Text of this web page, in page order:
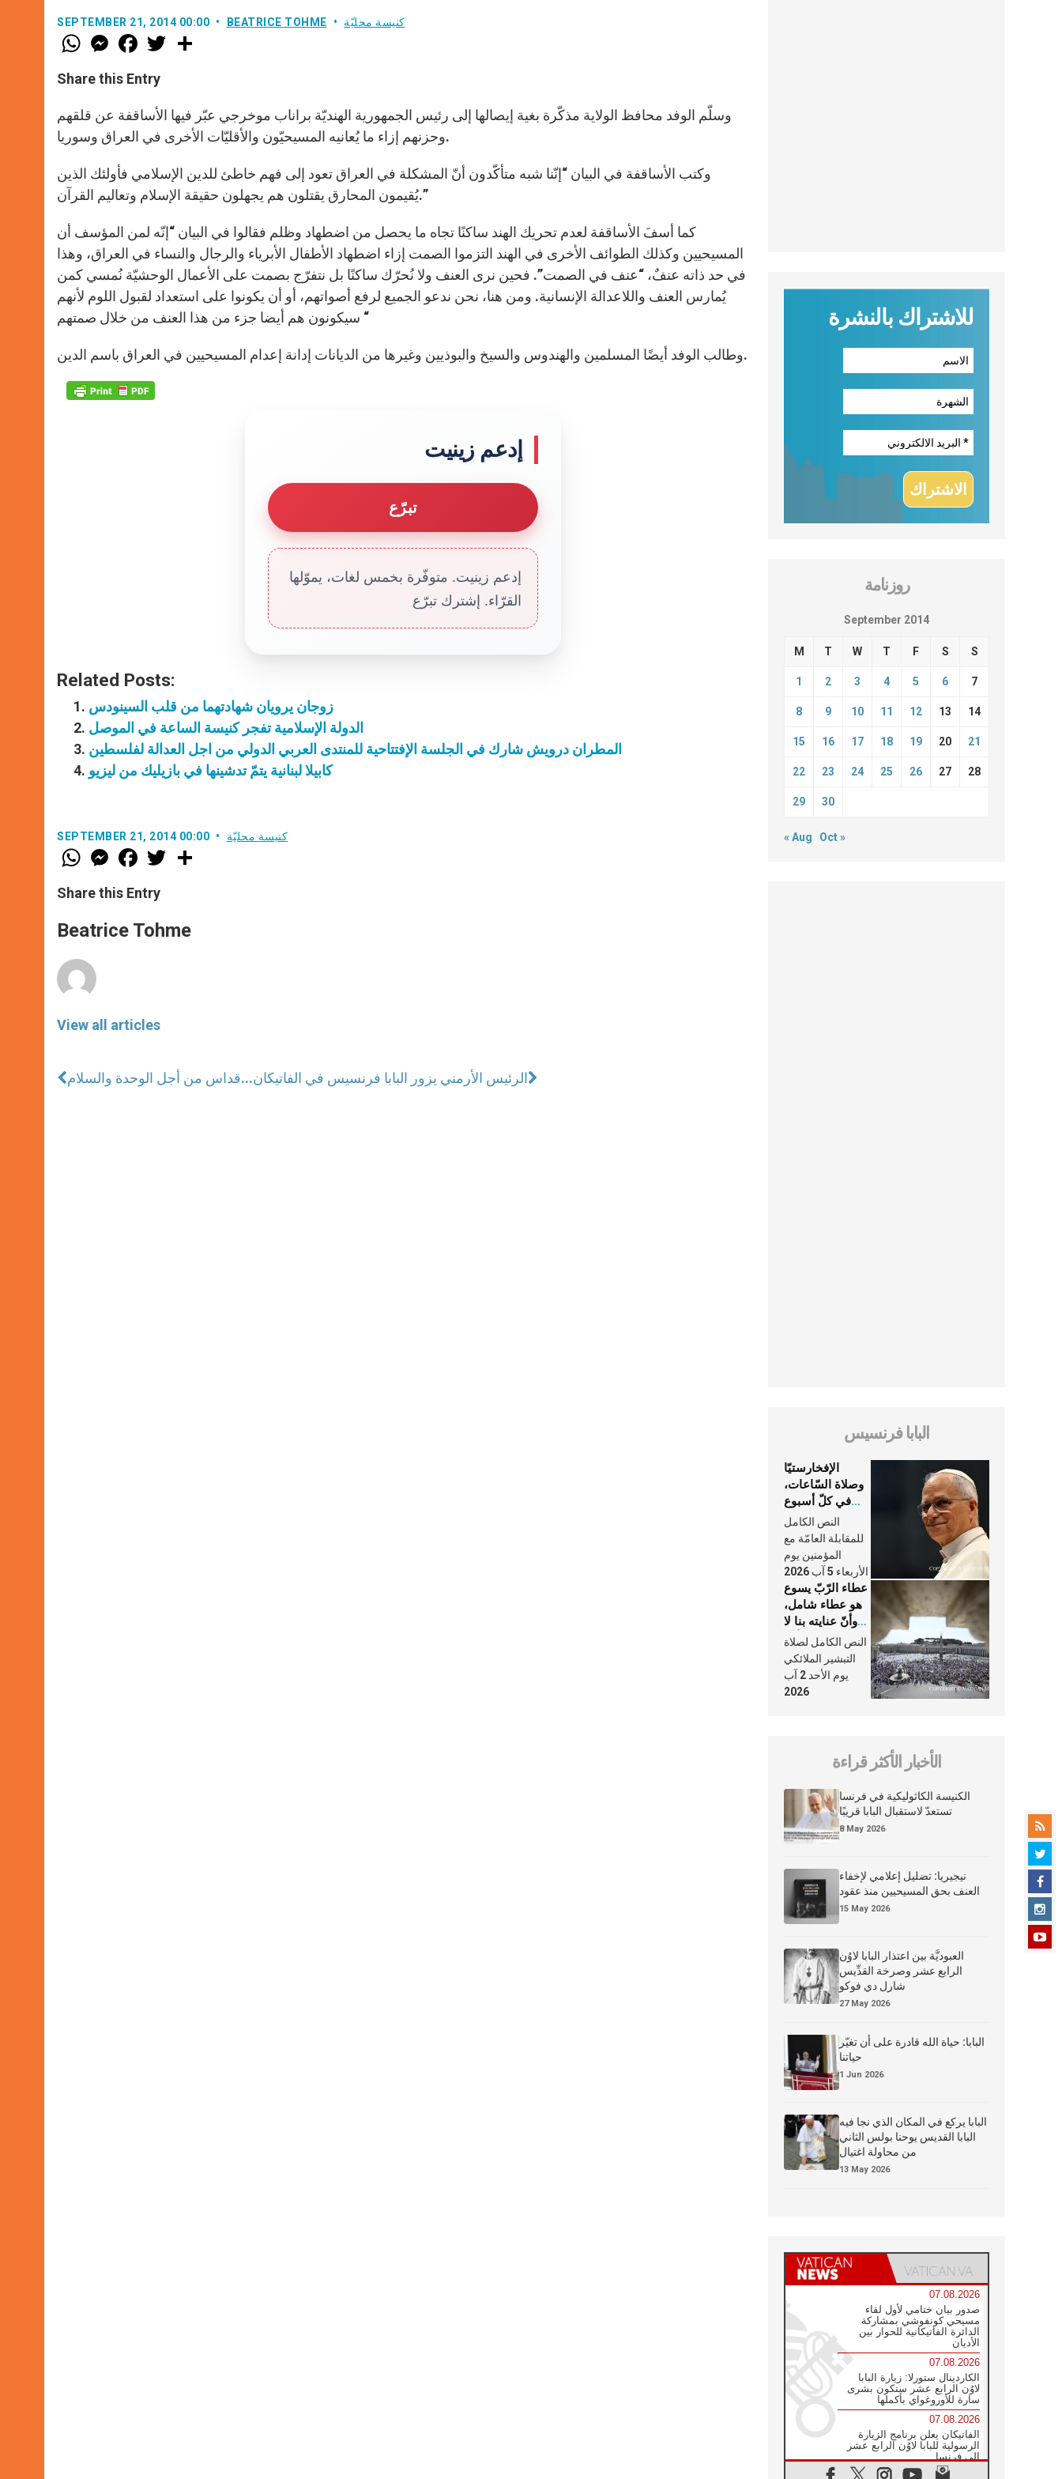
SEPTEMBER 21, 2014 00:00 BEATRICE TOHME كنيسة محليّة
W
h
t
s
p
p
M
e
s
e
g
e
r
F
a
e
b
o
k
w
r
Share this Entry
وسلّم الوفد محافظ الولاية مذكّرة بغية إيصالها إلى رئيس الجمهورية الهنديّة براناب موخرجي عبّر فيها الأساقفة عن قلقهم
وحزنهم إزاء ما يُعانيه المسيحيّون والأقليّات الأخرى في العراق وسوريا.
وكتب الأساقفة في البيان “إنّنا شبه متأكّدون أنّ المشكلة في العراق تعود إلى فهم خاطئ للدين الإسلامي فأولئك الذين
يُقيمون المحارق يقتلون هم يجهلون حقيقة الإسلام وتعاليم القرآن.”
كما أسفَ الأساقفة لعدم تحريك الهند ساكنًا تجاه ما يحصل من اضطهاد وظلم فقالوا في البيان “إنّه لمن المؤسف أن
المسيحيين وكذلك الطوائف الأخرى في الهند التزموا الصمت إزاء اضطهاد الأطفال الأبرياء والرجال والنساء في العراق، وهذا
في حد ذاته عنفٌ، “عنف في الصمت”. فحين نرى العنف ولا نُحرّك ساكنًا بل نتفرّج بصمت على الأعمال الوحشيّة نُمسي كمن
يُمارس العنف واللاعدالة الإنسانية. ومن هنا، نحن ندعو الجميع لرفع أصواتهم، أو أن يكونوا على استعداد لقبول اللوم لأنهم
سيكونون هم أيضا جزء من هذا العنف من خلال صمتهم “
وطالب الوفد أيضًا المسلمين والهندوس والسيخ والبوذيين وغيرها من الديانات إدانة إعدام المسيحيين في العراق باسم الدين.
إدعم زينيت
تبرّع
إدعم زينيت. متوفّرة بخمس لغات، يموّلها
القرّاء. إشترك تبرّع
Related Posts:
زوجان يرويان شهادتهما من قلب السينودس
الدولة الإسلامية تفجر كنيسة الساعة في الموصل
المطران درويش شارك في الجلسة الإفتتاحية للمنتدى العربي الدولي من اجل العدالة لفلسطين
كابيلا لبنانية يتمّ تدشينها في بازيليك من ليزيو
SEPTEMBER 21, 2014 00:00 كنيسة محليّة
W
h
t
s
p
p
M
e
s
e
g
e
F
a
e
b
o
k
w
r
Share this Entry
Beatrice Tohme
View all articles
قداس من أجل الوحدة والسلام...الرئيس الأرمني يزور البابا فرنسيس في الفاتيكان
للاشتراك بالنشرة
روزنامة
September 2014
M T W T F S S
1 2 3 4 5 6 7
8 9 10 11 12 13 14
15 16 17 18 19 20 21
22 23 24 25 26 27 28
29 30
« Aug Oct »
البابا فرنسيس
الإفخارستيّا
وصلاة السّاعات،
في كلّ أسبوع
وكلّ يوم، هما
النَّفَس في حياة
الكنيسة
النص الكامل
للمقابلة العامّة مع
المؤمنين يوم
الأربعاء 5 آب 2026
عطاء الرّبّ يسوع
هو عطاء شامل،
وأنّ عنايته بنا لا
تغيب عنّا أبدًا
النص الكامل لصلاة
التبشير الملائكي
يوم الأحد 2 آب
2026
الأخبار الأكثر قراءة
الكنيسة الكاثوليكية في فرنسا
تستعدّ لاستقبال البابا قريبًا
8 May 2026
نيجيريا: تضليل إعلامي لإخفاء
العنف بحق المسيحيين منذ عقود
15 May 2026
العبوديَّة بين اعتذار البابا لاوُن
الرابع عشر وصرخة القدِّيس
شارل دي فوكو
27 May 2026
البابا: حياة الله قادرة على أن تغيّر
حياتنا
1 Jun 2026
البابا يركع في المكان الذي نجا فيه
البابا القديس يوحنا بولس الثاني
من محاولة اغتيال
13 May 2026
07.08.2026
صدور بيان ختامي لأول لقاء
مسيحي كونفوشي بمشاركة
الدائرة الفاتيكانية للحوار بين
الأديان
07.08.2026
الكاردينال ستورلا: زيارة البابا
لاوُن الرابع عشر ستكون بشرى
سارة للأوروغواي بأكملها
07.08.2026
الفاتيكان يعلن برنامج الزيارة
الرسولية للبابا لاوُن الرابع عشر
إلى فرنسا
07.08.2026